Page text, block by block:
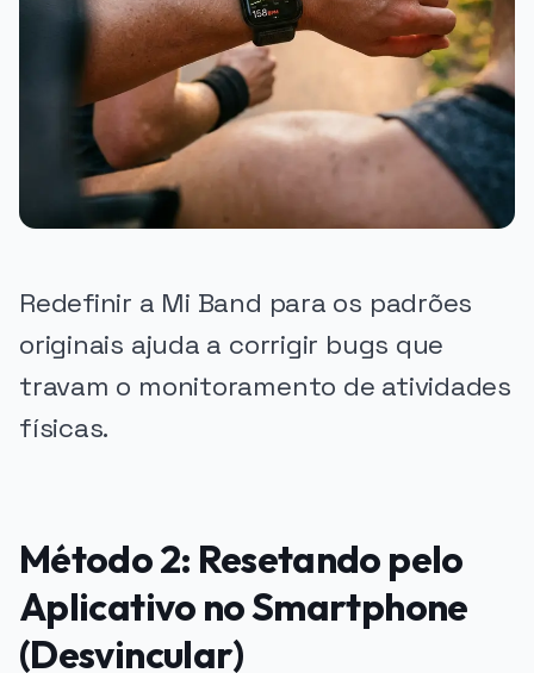
Redefinir a Mi Band para os padrões
originais ajuda a corrigir bugs que
travam o monitoramento de atividades
físicas.
Método 2: Resetando pelo
Aplicativo no Smartphone
(Desvincular)